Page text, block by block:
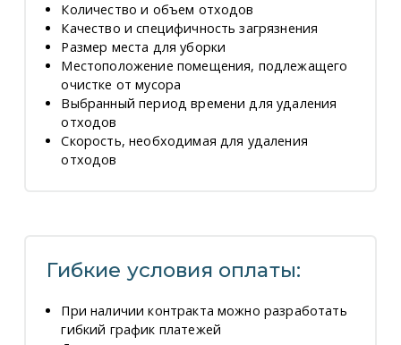
Количество и объем отходов
Качество и специфичность загрязнения
Размер места для уборки
Местоположение помещения, подлежащего
очистке от мусора
Выбранный период времени для удаления
отходов
Скорость, необходимая для удаления
отходов
Гибкие условия оплаты:
При наличии контракта можно разработать
гибкий график платежей